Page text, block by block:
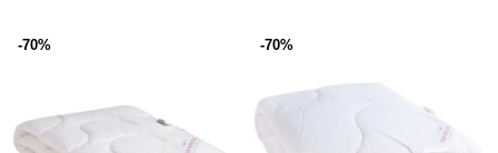
-70% -70%